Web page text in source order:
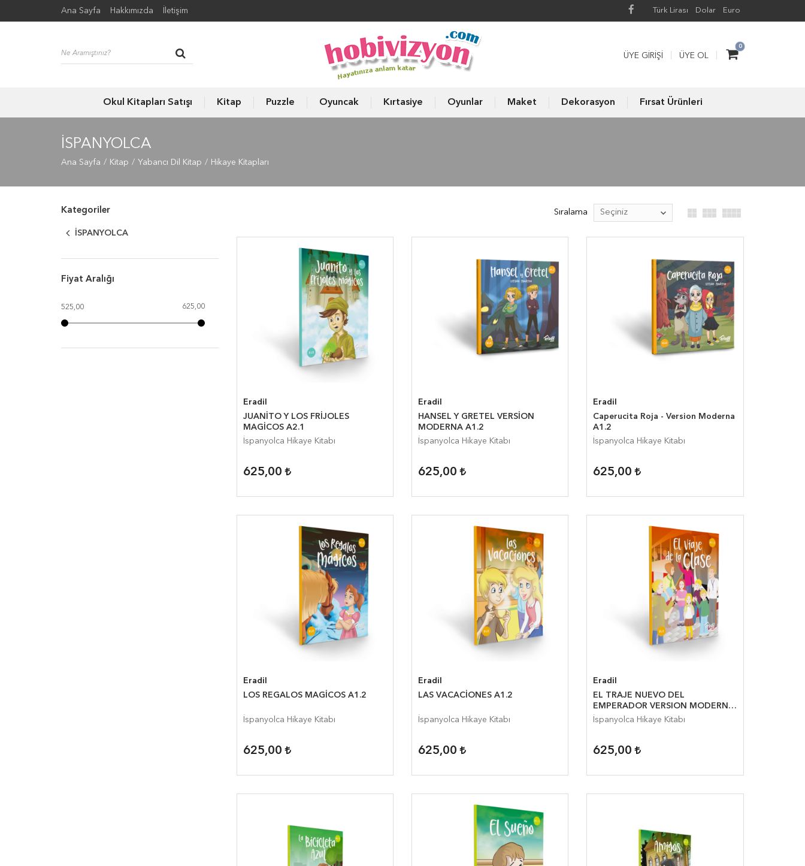
Ana Sayfa Hakkımızda İletişim Türk Lirası Dolar Euro
0
ÜYE GIRIŞI ÜYE OL
Okul Kitapları Satışı Kitap Puzzle Oyuncak Kırtasiye Oyunlar Maket Dekorasyon Fırsat Ürünleri
İSPANYOLCA
Ana Sayfa Kitap Yabancı Dil Kitap Hikaye Kitapları
Kategoriler
İSPANYOLCA
Fiyat Aralığı
525,00 625,00
Sıralama
Eradil
JUANİTO Y LOS FRİJOLES
MAGİCOS A2.1
İspanyolca Hikaye Kitabı
625,00
Eradil
HANSEL Y GRETEL VERSİON
MODERNA A1.2
İspanyolca Hikaye Kitabı
625,00
Eradil
Caperucita Roja - Version Moderna
A1.2
İspanyolca Hikaye Kitabı
625,00
Eradil
LOS REGALOS MAGİCOS A1.2
İspanyolca Hikaye Kitabı
625,00
Eradil
LAS VACACİONES A1.2
İspanyolca Hikaye Kitabı
625,00
Eradil
EL TRAJE NUEVO DEL
EMPERADOR VERSION MODERNA
A1.1
İspanyolca Hikaye Kitabı
625,00